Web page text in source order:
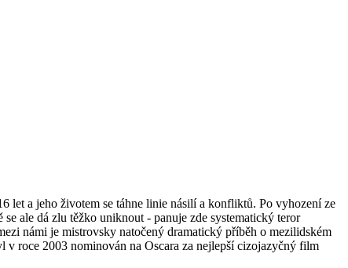
let a jeho životem se táhne linie násilí a konfliktů. Po vyhození ze
ale dá zlu těžko uniknout - panuje zde systematický teror
námi je mistrovsky natočený dramatický příběh o mezilidském
roce 2003 nominován na Oscara za nejlepší cizojazyčný film